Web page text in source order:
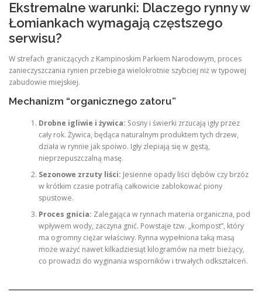
Ekstremalne warunki: Dlaczego rynny w
Łomiankach wymagają częstszego
serwisu?
W strefach graniczących z Kampinoskim Parkiem Narodowym, proces
zanieczyszczania rynien przebiega wielokrotnie szybciej niż w typowej
zabudowie miejskiej.
Mechanizm “organicznego zatoru”
Drobne igliwie i żywica: Sosny i świerki zrzucają igły przez
cały rok. Żywica, będąca naturalnym produktem tych drzew,
działa w rynnie jak spoiwo. Igły zlepiają się w gęstą,
nieprzepuszczalną masę.
Sezonowe zrzuty liści: Jesienne opady liści dębów czy brzóz
w krótkim czasie potrafią całkowicie zablokować piony
spustowe.
Proces gnicia: Zalegająca w rynnach materia organiczna, pod
wpływem wody, zaczyna gnić. Powstaje tzw. „kompost”, który
ma ogromny ciężar właściwy. Rynna wypełniona taką masą
może ważyć nawet kilkadziesiąt kilogramów na metr bieżący,
co prowadzi do wyginania wsporników i trwałych odkształceń.